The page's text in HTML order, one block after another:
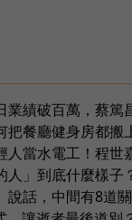
業績破百萬，蔡篤
把餐廳健身房都搬
人當水電工！程世
人」到底什麼樣子
說話，中間有8道